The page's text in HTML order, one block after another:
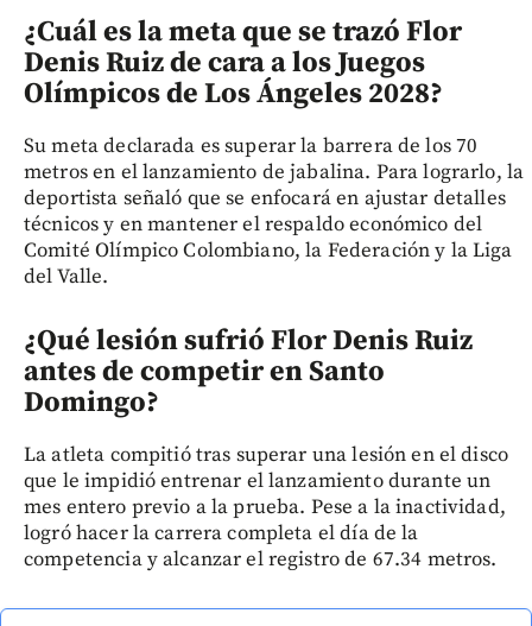
¿Cuál es la meta que se trazó Flor
Denis Ruiz de cara a los Juegos
Olímpicos de Los Ángeles 2028?
Su meta declarada es superar la barrera de los 70
metros en el lanzamiento de jabalina. Para lograrlo, la
deportista señaló que se enfocará en ajustar detalles
técnicos y en mantener el respaldo económico del
Comité Olímpico Colombiano, la Federación y la Liga
del Valle.
¿Qué lesión sufrió Flor Denis Ruiz
antes de competir en Santo
Domingo?
La atleta compitió tras superar una lesión en el disco
que le impidió entrenar el lanzamiento durante un
mes entero previo a la prueba. Pese a la inactividad,
logró hacer la carrera completa el día de la
competencia y alcanzar el registro de 67.34 metros.